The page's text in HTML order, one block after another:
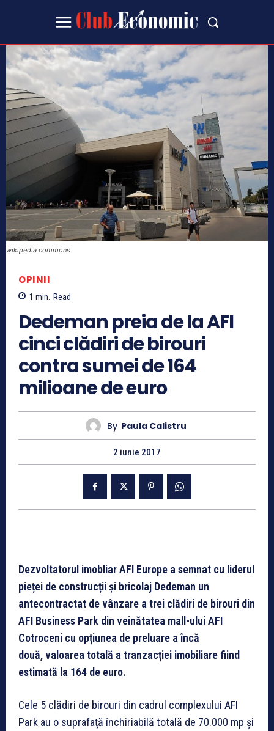
wikipedia commons
OPINII
1 min. Read
Dedeman preia de la AFI
cinci clădiri de birouri
contra sumei de 164
milioane de euro
By Paula Calistru
2 iunie 2017
Dezvoltatorul imobliar AFI Europe a semnat cu liderul
pieței de construcții și bricolaj Dedeman un
antecontractat de vânzare a trei clădiri de birouri din
AFI Business Park din veinătatea mall-ului AFI
Cotroceni cu opțiunea de preluare a încă
două, valoarea totală a tranzacției imobiliare fiind
estimată la 164 de euro.
Cele 5 clădiri de birouri din cadrul complexului AFI
Park au o suprafaţă închiriabilă totală de 70.000 mp și